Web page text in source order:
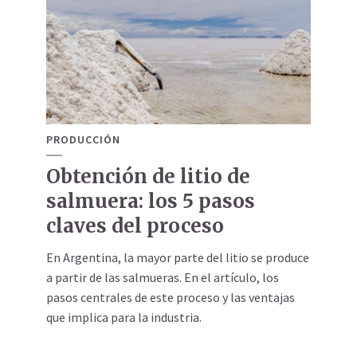
PRODUCCIÓN
Obtención de litio de
salmuera: los 5 pasos
claves del proceso
En Argentina, la mayor parte del litio se produce
a partir de las salmueras. En el artículo, los
pasos centrales de este proceso y las ventajas
que implica para la industria.